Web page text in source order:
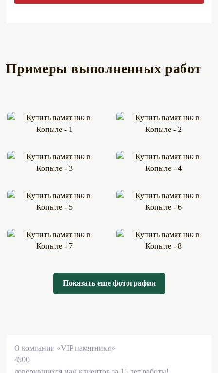
Примеры выполненных работ
Показать еще фотографии
О компании «VIP памятники»
4500
доверившихся нам клиентов за 15 лет работы!